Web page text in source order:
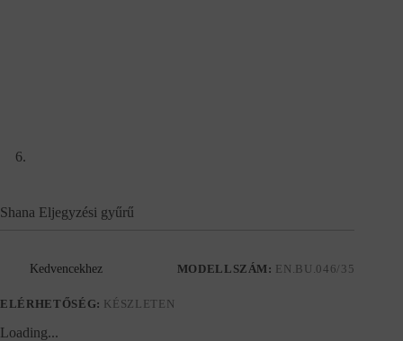
Shana Eljegyzési gyűrű
MODELLSZÁM: EN.BU.046/35
ELÉRHETŐSÉG: KÉSZLETEN
Kedvencekhez
Loading...